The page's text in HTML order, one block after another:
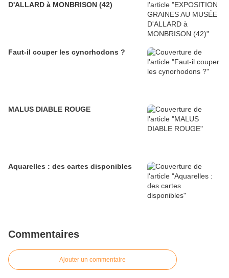
D'ALLARD à MONBRISON (42)
Faut-il couper les cynorhodons ?
MALUS DIABLE ROUGE
Aquarelles : des cartes disponibles
Commentaires
Ajouter un commentaire